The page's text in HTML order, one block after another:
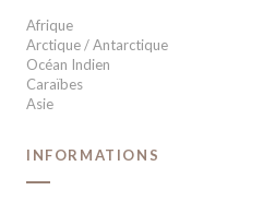
Afrique
Arctique / Antarctique
Océan Indien
Caraïbes
Asie
INFORMATIONS